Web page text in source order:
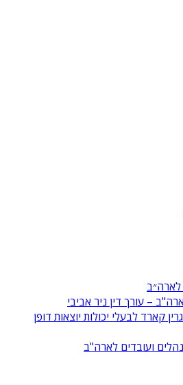
ויזת EB-1/O1 גרין קארד לבעלי יכולות יוצאות דופן